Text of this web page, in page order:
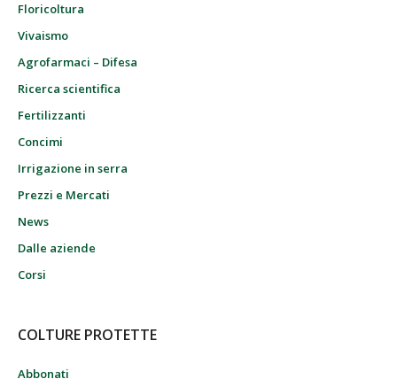
Floricoltura
Vivaismo
Agrofarmaci – Difesa
Ricerca scientifica
Fertilizzanti
Concimi
Irrigazione in serra
Prezzi e Mercati
News
Dalle aziende
Corsi
COLTURE PROTETTE
Abbonati